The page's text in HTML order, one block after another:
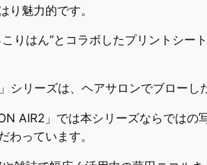
り魅力的です。
りはん”とコラボしたプリントシ
シリーズは、ヘアサロンでブロー
AIR2」では本シリーズならでは
わっています。